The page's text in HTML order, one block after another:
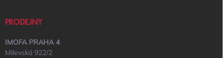
PRODEJNY
IMOFA PRAHA 4
Milevská 922/2